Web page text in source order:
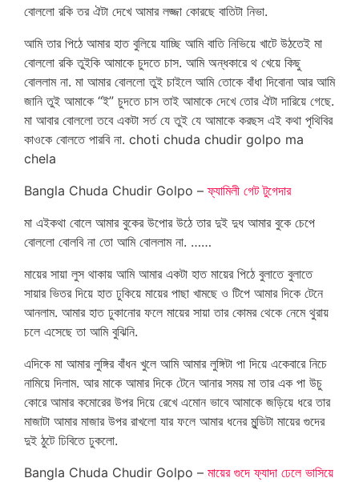
বোললো রকি তর ঐটা দেখে আমার লজ্জা কোরছে বাতিটা নিভা.
আমি তার পিঠে আমার হাত বুলিয়ে যাচ্ছি আমি বাতি নিভিয়ে খাটে উঠতেই মা
বোললো রকি তুইকি আমাকে চুদতে চাস. আমি অন্ধকারে থ খেয়ে কিছু
বোললাম না. মা আমার বোললো তুই চাইলে আমি তোকে বাঁধা দিবোনা আর আমি
জানি তুই আমাকে “ই” চুদতে চাস তাই আমাকে দেখে তোর ঐটা দারিয়ে গেছে.
মা আবার বোললো তবে একটা সর্ত যে তুই যে আমাকে করছস এই কথা পৃথিবির
কাওকে বোলতে পারবি না. choti chuda chudir golpo ma
chela
Bangla Chuda Chudir Golpo –ফ্যামিলী গেট টুগেদার
মা এইকথা বোলে আমার বুকের উপোর উঠে তার দুই দুধ আমার বুকে চেপে
বোললো বোলবি না তো আমি বোললাম না. ……
মায়ের সায়া লুস থাকায় আমি আমার একটা হাত মায়ের পিঠে বুলাতে বুলাতে
সায়ার ভিতর দিয়ে হাত ঢুকিয়ে মায়ের পাছা খামছে ও টিপে আমার দিকে টেনে
আনলাম. আমার হাত ঢুকানোর ফলে মায়ের সায়া তার কোমর থেকে নেমে থুরায়
চলে এসেছে তা আমি বুঝিনি.
এদিকে মা আমার লুঙ্গির বাঁধন খুলে আমি আমার লুঙ্গিটা পা দিয়ে একেবারে নিচে
নামিয়ে দিলাম. আর মাকে আমার দিকে টেনে আনার সময় মা তার এক পা উচু
কোরে আমার কমোরের উপর দিয়ে রেখে এমোন ভাবে আমাকে জড়িয়ে ধরে তার
মাজাটা আমার মাজার উপর রাখলো যার ফলে আমার ধনের মুন্ডিটা মায়ের গুদের
দুই ঠুটে ঢিবিতে ঢুকলো.
Bangla Chuda Chudir Golpo – মায়ের গুদে ফ্যাদা ঢেলে ভাসিয়ে